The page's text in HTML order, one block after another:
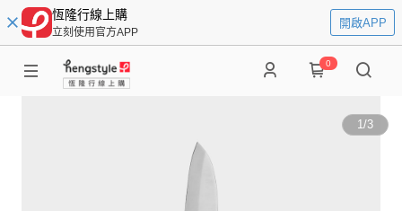
恆隆行線上購
立刻使用官方APP
開啟APP
0
1/3